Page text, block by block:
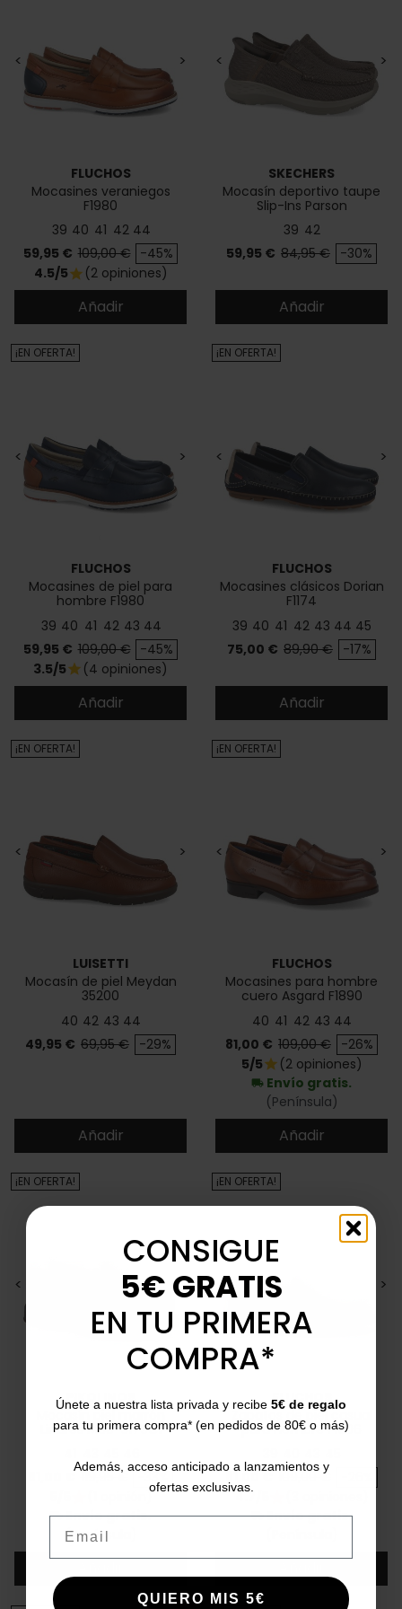
< >
FLUCHOS
Mocasines veraniegos
F1980
39 40 41 42 44
Precio
59,95 € Precio base
109,00 € -45%
4.5/5star (2 opiniones)
Añadir
< >
SKECHERS
Mocasín deportivo taupe
Slip-Ins Parson
39 42
Precio
59,95 € Precio base
84,95 € -30%
Añadir
< >
FLUCHOS
Mocasines de piel para
hombre F1980
39 40 41 42 43 44
Precio
59,95 € Precio base
109,00 € -45%
¡EN OFERTA!
3.5/5star (4 opiniones)
Añadir
< >
FLUCHOS
Mocasines clásicos Dorian
F1174
39 40 41 42 43 44 45
Precio
75,00 € Precio base
89,90 € -17%
¡EN OFERTA!
Añadir
< >
LUISETTI
Mocasín de piel Meydan
35200
40 42 43 44
Precio
49,95 € Precio base
69,95 € -29%
¡EN OFERTA!
Añadir
< >
FLUCHOS
Mocasines para hombre
cuero Asgard F1890
40 41 42 43 44
Precio
81,00 € Precio base
109,00 € -26%
¡EN OFERTA!
5/5star (2 opiniones)
local_shipping Envío gratis.
(Península)
Añadir
< >
PIKOLINOS
Mocasín piel marrón
Linares M8U-3179C1
Precio base
119,95 €
¡EN OFERTA!
(1 opinión)
local_shippingEnvío gratis.
(Península)
< >
FLUCHOS
Zapatos de piel casual
para hombre F1606
Precio
Precio base
109,00 €
¡EN OFERTA!
4.7/5
local_shippingEnvío gratis.
CONSIGUE
5€ GRATIS
EN TU PRIMERA
COMPRA*
Únete a nuestra lista privada y recibe 5€ de regalo
para tu primera compra* (en pedidos de 80€ o más)
Además, acceso anticipado a lanzamientos y
ofertas exclusivas.
QUIERO MIS 5€